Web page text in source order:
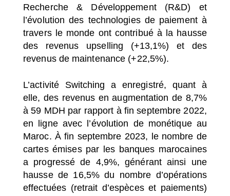
Recherche & Développement (R&D) et
l’évolution des technologies de paiement à
travers le monde ont contribué à la hausse
des revenus upselling (+13,1%) et des
revenus de maintenance (+22,5%).
L’activité Switching a enregistré, quant à
elle, des revenus en augmentation de 8,7%
à 59 MDH par rapport à fin septembre 2022,
en ligne avec l’évolution de monétique au
Maroc. À fin septembre 2023, le nombre de
cartes émises par les banques marocaines
a progressé de 4,9%, générant ainsi une
hausse de 16,5% du nombre d’opérations
effectuées (retrait d’espèces et paiements)